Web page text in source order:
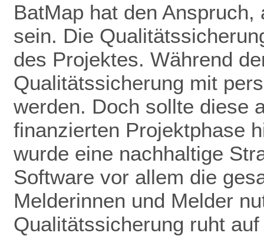
BatMap hat den
sein. Die
des Projektes. Während
Qualitätssicherung mit
werden. Doch sollte diese
finanzierten Projektphase
wurde eine nachhaltige
Software vor allem die
Melderinnen und Melder
Qualitätssicherung ruht